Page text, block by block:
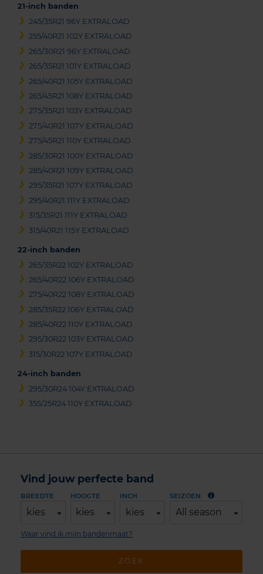
21-inch banden
245/35R21 96Y EXTRALOAD
255/40R21 102Y EXTRALOAD
265/30R21 96Y EXTRALOAD
265/35R21 101Y EXTRALOAD
265/40R21 105Y EXTRALOAD
265/45R21 108Y EXTRALOAD
275/35R21 103Y EXTRALOAD
275/40R21 107Y EXTRALOAD
275/45R21 110Y EXTRALOAD
285/30R21 100Y EXTRALOAD
285/40R21 109Y EXTRALOAD
295/35R21 107Y EXTRALOAD
295/40R21 111Y EXTRALOAD
315/35R21 111Y EXTRALOAD
315/40R21 115Y EXTRALOAD
22-inch banden
265/35R22 102Y EXTRALOAD
265/40R22 106Y EXTRALOAD
275/40R22 108Y EXTRALOAD
285/35R22 106Y EXTRALOAD
285/40R22 110Y EXTRALOAD
295/30R22 103Y EXTRALOAD
315/30R22 107Y EXTRALOAD
24-inch banden
295/30R24 104Y EXTRALOAD
355/25R24 110Y EXTRALOAD
Vind jouw perfecte band
BREEDTE
kies
HOOGTE
kies
INCH
kies
SEIZOEN
All season
ZOEK
Waar vind ik mijn bandenmaat?